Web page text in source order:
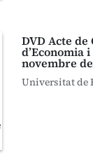
DVD Acte
d’Economia
novembre
Universitat de